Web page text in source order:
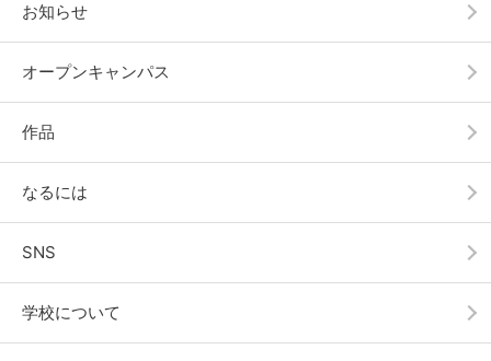
お知らせ
オープンキャンパス
作品
なるには
SNS
学校について